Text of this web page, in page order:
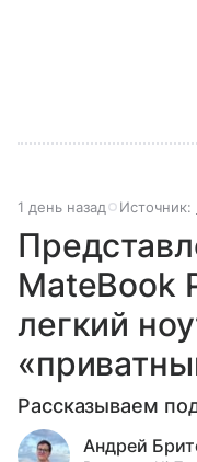
1 день назад Источник:
MateBook
легкий
Рассказываем
Андрей